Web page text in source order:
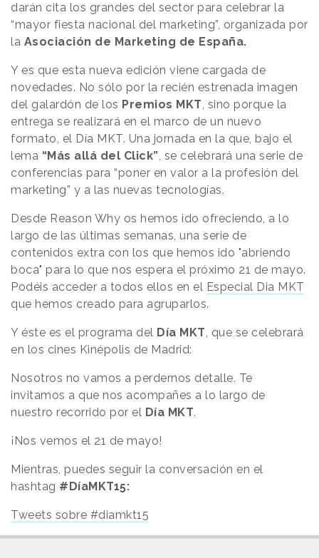
darán cita los grandes del sector para celebrar la
“mayor fiesta nacional del marketing”, organizada por
la Asociación de Marketing de España.
Y es que esta nueva edición viene cargada de
novedades. No sólo por la recién estrenada imagen
del galardón de los Premios MKT, sino porque la
entrega se realizará en el marco de un nuevo
formato, el Día MKT. Una jornada en la que, bajo el
lema “Más allá del Click”, se celebrará una serie de
conferencias para “poner en valor a la profesión del
marketing” y a las nuevas tecnologías.
Desde Reason Why os hemos ido ofreciendo, a lo
largo de las últimas semanas, una serie de
contenidos extra con los que hemos ido "abriendo
boca" para lo que nos espera el próximo 21 de mayo.
Podéis acceder a todos ellos en el Especial Dia MKT
que hemos creado para agruparlos.
Y éste es el programa del Día MKT, que se celebrará
en los cines Kinépolis de Madrid:
Nosotros no vamos a perdernos detalle. Te
invitamos a que nos acompañes a lo largo de
nuestro recorrido por el Día MKT.
¡Nos vemos el 21 de mayo!
Mientras, puedes seguir la conversación en el
hashtag #DíaMKT15:
Tweets sobre #diamkt15